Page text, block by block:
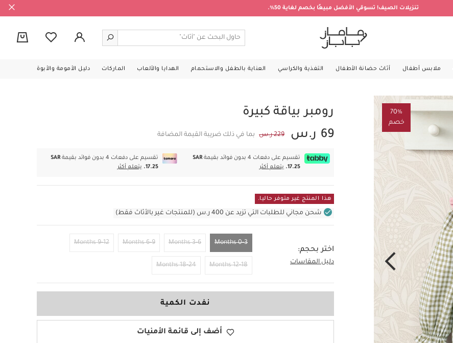
تنزيلات الصيف! تسوقي الأفضل مبيعًا بخصم لغاية 50%.
ملابس أطفال أثاث حضانة الأطفال التغذية والكراسي العناية بالطفل والاستحمام الهدايا والألعاب الماركات دليل الأمومة والأبوة
70%
خصم
رومبر بياقة كبيرة
69 ر.س
229 ر.س بما في ذلك ضريبة القيمة المضافة
تقسيم على دفعات 4 بدون فوائد بقيمة
SAR
17.25.
يتعلم أكثر
تقسيم على دفعات 4 بدون فوائد بقيمة
SAR
17.25.
يتعلم أكثر
هذا المنتج غير متوفر حاليا.
شحن مجاني للطلبات التي تزيد عن 400 ر.س (للمنتجات غير بالأثاث فقط)
اختر بحجم:
دليل المقاسات
0-3 Months
3-6 Months
6-9 Months
9-12 Months
12-18 Months
18-24 Months 0-3 Months
نفدت الكمية
أضف إلى قائمة الأمنيات